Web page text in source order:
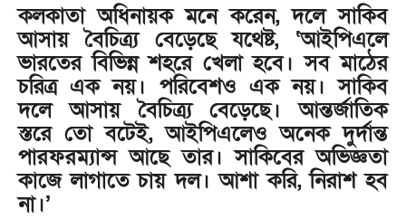
কলকাতা অধিনায়ক মনে করেন, দলে সাকিব
আসায় বৈচিত্র্য বেড়েছে যথেষ্ট, ‘আইপিএলে
ভারতের বিভিন্ন শহরে খেলা হবে। সব মাঠের
চরিত্র এক নয়। পরিবেশও এক নয়। সাকিব
দলে আসায় বৈচিত্র্য বেড়েছে। আন্তর্জাতিক
স্তরে তো বটেই, আইপিএলেও অনেক দুর্দান্ত
পারফরম্যান্স আছে তার। সাকিবের অভিজ্ঞতা
কাজে লাগাতে চায় দল। আশা করি, নিরাশ হব
না।’